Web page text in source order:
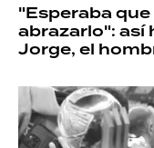
"Esperaba
abrazarlo": así
Jorge, el